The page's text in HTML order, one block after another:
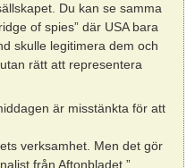
Du kan se samma
of spies” där USA bara
skulle legitimera dem och
rätt att representera
är misstänkta för att
verksamhet. Men det gör
från Aftonbladet.”